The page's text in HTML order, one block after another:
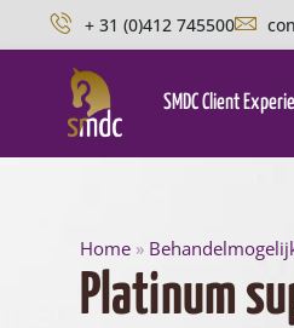
+ 31 (0)412 745500
SMDC Client
Home »
Platinum